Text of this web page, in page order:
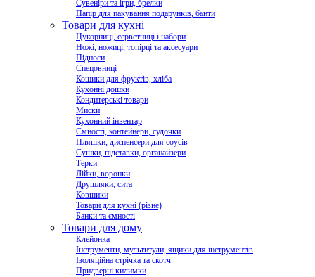
Сувеніри та ігри, брелки
Папір для пакування подарунків, банти
Товари для кухні
Цукорниці, серветниці і набори
Ножі, ножиці, топірці та аксесуари
Підноси
Спецовниці
Кошики для фруктів, хліба
Кухонні дошки
Кондитерські товари
Миски
Кухонний інвентар
Ємності, контейнери, судочки
Пляшки, диспенсери для соусів
Сушки, підставки, органайзери
Терки
Лійки, воронки
Друшляки, сита
Ковшики
Товари для кухні (різне)
Банки та ємності
Товари для дому
Клейонка
Інструменти, мультитули, ящики для інструментів
Ізоляційна стрічка та скотч
Придверні килимки